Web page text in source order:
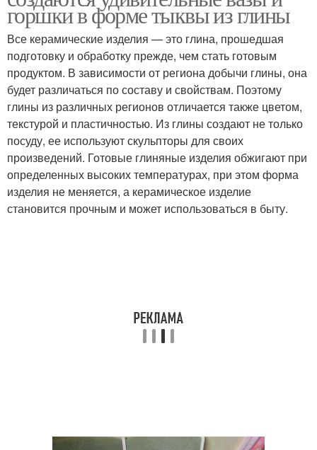
горшки в форме тыквы из глины
Все керамические изделия — это глина, прошедшая
подготовку и обработку прежде, чем стать готовым
продуктом. В зависимости от региона добычи глины, она
будет различаться по составу и свойствам. Поэтому
глины из различных регионов отличается также цветом,
текстурой и пластичностью. Из глины создают не только
посуду, ее используют скульпторы для своих
произведений. Готовые глиняные изделия обжигают при
определенных высоких температурах, при этом форма
изделия не меняется, а керамическое изделие
становится прочным и может использоваться в быту.